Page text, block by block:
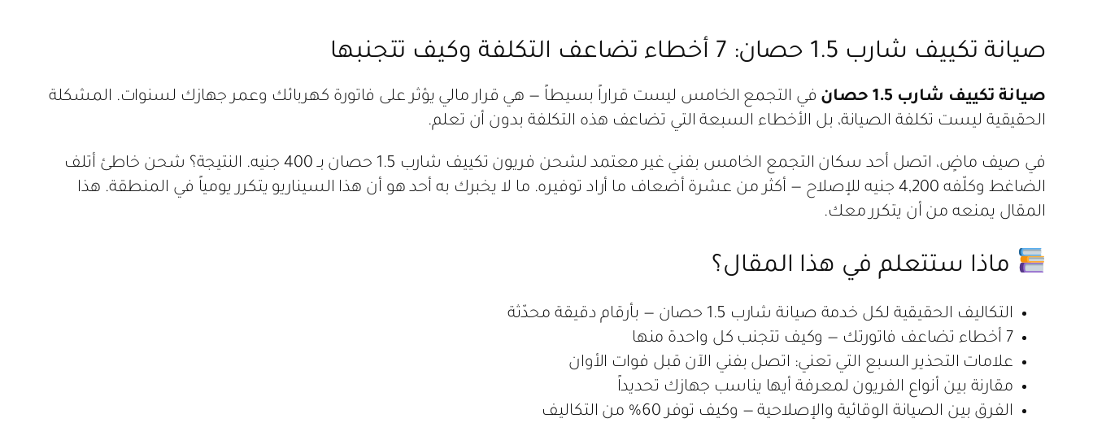
صيانة تكييف شارب 1.5 حصان: 7 أخطاء تضاعف التكلفة وكيف تتجنبها
صيانة تكييف شارب 1.5 حصان
في التجمع الخامس ليست قراراً بسيطاً — هي قرار مالي يؤثر على فاتورة كهربائك وعمر جهازك لسنوات. المشكلة
الحقيقية ليست تكلفة الصيانة، بل الأخطاء السبعة التي تضاعف هذه التكلفة بدون أن تعلم.
في صيف ماضٍ، اتصل أحد سكان التجمع الخامس بفني غير معتمد لشحن فريون تكييف شارب 1.5 حصان بـ 400 جنيه. النتيجة؟ شحن خاطئ أتلف
الضاغط وكلّفه 4,200 جنيه للإصلاح — أكثر من عشرة أضعاف ما أراد توفيره. ما لا يخبرك به أحد هو أن هذا السيناريو يتكرر يومياً في المنطقة. هذا
المقال يمنعه من أن يتكرر معك.
ماذا ستتعلم في هذا المقال؟
التكاليف الحقيقية لكل خدمة صيانة شارب 1.5 حصان — بأرقام دقيقة محدّثة
7 أخطاء تضاعف فاتورتك — وكيف تتجنب كل واحدة منها
علامات التحذير السبع التي تعني: اتصل بفني الآن قبل فوات الأوان
مقارنة بين أنواع الفريون لمعرفة أيها يناسب جهازك تحديداً
الفرق بين الصيانة الوقائية والإصلاحية — وكيف توفر 60% من التكاليف